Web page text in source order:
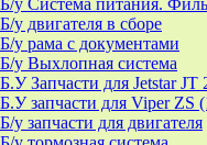
Б/у Система питания.
Б/у двигателя в сборе
Б/у рама с документами
Б/у Выхлопная система
Б.У Запчасти для Jetstar
Б.У запчасти для Viper ZS
Б/у запчасти для двигателя